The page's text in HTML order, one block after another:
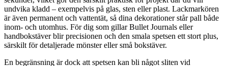
undvika kladd – exempelvis på glas, sten eller plast. Lackmarkören
är även permanent och vattentät, så dina dekorationer står pall både
inom- och utomhus. För dig som gillar Bullet Journals eller
handbokstäver blir precisionen och den smala spetsen ett stort plus,
särskilt för detaljerade mönster eller små bokstäver.
En begränsning är dock att spetsen kan bli något sliten vid